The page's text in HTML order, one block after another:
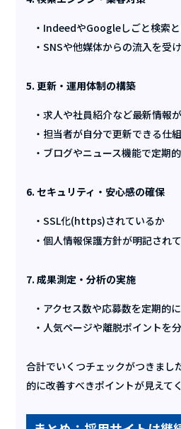
IndeedやGoogleしごと検索
SNSや他媒体からの流入を受
5. 更新・運用体制の構築
求人や社員紹介など最新情報
担当者が自分で更新できる仕
ブログやニュース機能で定期
6. セキュリティ・安心感の確保
SSL化(https)されているか
個人情報保護方針が明記され
7. 成果測定・分析の実施
アクセス数や応募数を定期的
人気ページや離脱ポイントを
合計でいくつチェックがつきまし
的に改善すべきポイントが見えて